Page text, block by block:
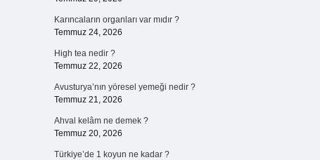
Karıncaların organları var mıdır ?
Temmuz 24, 2026
High tea nedir ?
Temmuz 22, 2026
Avusturya’nın yöresel yemeği nedir ?
Temmuz 21, 2026
Ahval kelâm ne demek ?
Temmuz 20, 2026
Türkiye’de 1 koyun ne kadar ?